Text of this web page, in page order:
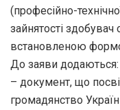
(професійно-
зайнятості здобувач
встановленою
До заяви додаються:
– документ, що
громадянство